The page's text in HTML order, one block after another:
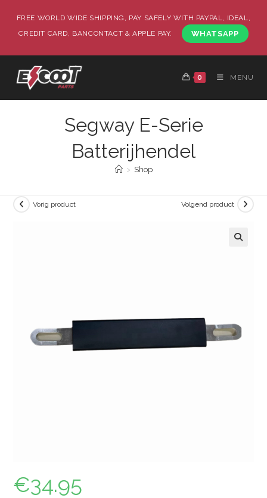
FREE WORLD WIDE SHIPPING, PAY SAFELY WITH PAYPAL, IDEAL,
CREDIT CARD, BANCONTACT & APPLE PAY.
WHATSAPP
0 MENU
Segway E-Serie
Batterijhendel
> Shop
Vorig product Volgend product
€34.95